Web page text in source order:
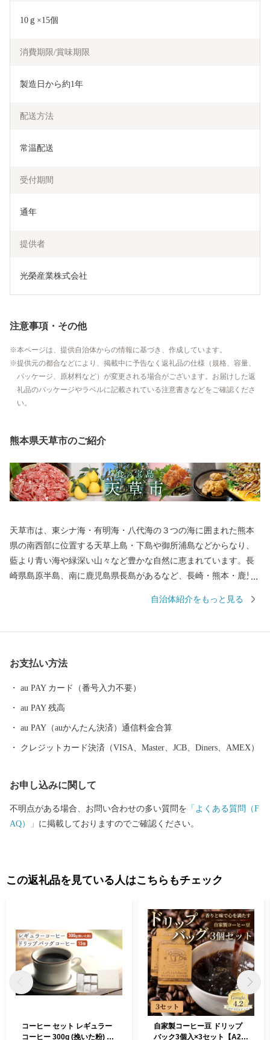
10ｇ×15個
消費期限/賞味期限
製造日から約1年
配送方法
常温配送
受付期間
通年
提供者
光榮産業株式会社
注意事項・その他
本ページは、提供自治体からの情報に基づき、作成しています。
提供元の都合などにより、掲載中に予告なく返礼品の仕様（規格、容量、
パッケージ、原材料など）が変更される場合がございます。お届けした返
礼品のパッケージやラベルに記載されている注意書きなどをご確認くださ
い。
熊本県天草市のご紹介
天草市は、東シナ海・有明海・八代海の３つの海に囲まれた熊本
県の南西部に位置する天草上島・下島や御所浦島などからなり、
藍より青い海や緑深い山々など豊かな自然に恵まれています。長
崎県島原半島、南に鹿児島県長島があるなど、長崎・熊本・鹿児
域間交流などあらゆる分野において、さらなる発展が期待される
自治体紹介をもっと見る
お支払い方法
au PAY カード（番号入力不要）
au PAY 残高
au PAY（auかんたん決済）通信料金合算
クレジットカード決済（VISA、Master、JCB、Diners、AMEX）
お申し込みに関して
不明点がある場合、お問い合わせの多い質問を 「よくある質問（F
AQ）」 に掲載しておりますのでご確認ください。
この返礼品を見ている人はこちらもチェック
コーヒー セット レギュラー
コーヒー 300g (挽いた粉) ド
自家製コーヒー豆 ドリップ
バック3個入×3セット【A20